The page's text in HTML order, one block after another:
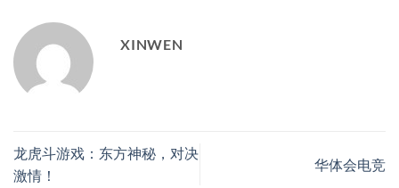
XINWEN
龙虎斗游戏：东方神秘，对决
激情！
华体会电竞